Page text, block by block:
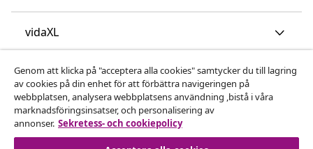
vidaXL
Upptäck mer
Genom att klicka på "acceptera alla cookies" samtycker du till lagring
av cookies på din enhet för att förbättra navigeringen på
webbplatsen, analysera webbplatsens användning ,bistå i våra
marknadsföringsinsatser, och personalisering av
annonser. Sekretess- och cookiepolicy